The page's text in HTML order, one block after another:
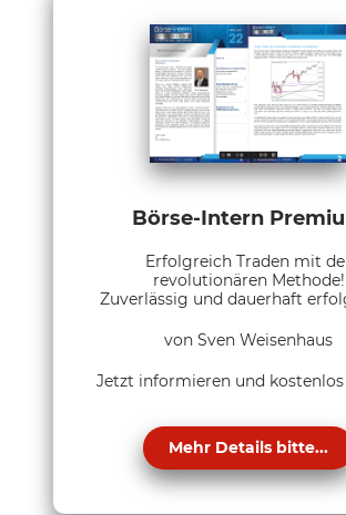
Börse-Intern
Erfolgreich Traden mit
revolutionären Methode!
Zuverlässig und dauerhaft
von Sven Weisenhaus
Jetzt informieren und
Mehr Details bitte...